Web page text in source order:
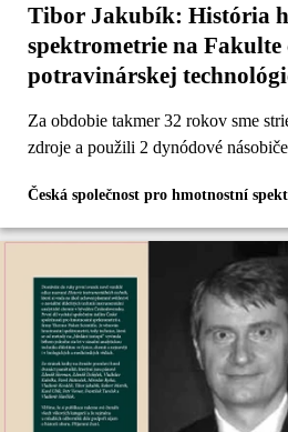
Tibor Jakubík: História
spektrometrie na Fakulte
potravinárskej
Za obdobie takmer 32 rokov sme
zdroje a použili 2 dynódové
Česká společnost pro hmotnostní